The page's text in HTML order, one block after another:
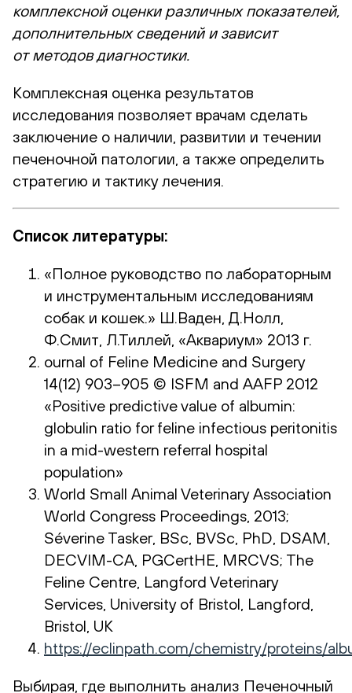
комплексной оценки различных показателей,
дополнительных сведений и зависит
от методов диагностики.
Комплексная оценка результатов
исследования позволяет врачам сделать
заключение о наличии, развитии и течении
печеночной патологии, а также определить
стратегию и тактику лечения.
Список литературы:
«Полное руководство по лабораторным
и инструментальным исследованиям
собак и кошек.» Ш.Ваден, Д.Нолл,
Ф.Смит, Л.Тиллей, «Аквариум» 2013 г.
ournal of Feline Medicine and Surgery
14(12) 903–905 © ISFM and AAFP 2012
«Positive predictive value of albumin:
globulin ratio for feline infectious peritonitis
in a mid-western referral hospital
population»
World Small Animal Veterinary Association
World Congress Proceedings, 2013;
Séverine Tasker, BSc, BVSc, PhD, DSAM,
DECVIM-CA, PGCertHE, MRCVS; The
Feline Centre, Langford Veterinary
Services, University of Bristol, Langford,
Bristol, UK
https://eclinpath.com/chemistry/proteins/
Выбирая, где выполнить анализ Печеночный